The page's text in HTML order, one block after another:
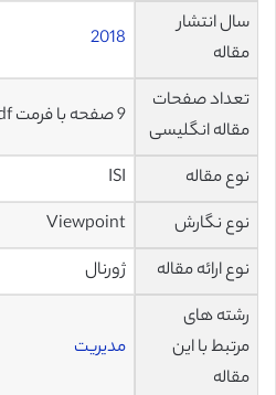
سال انتشار
مقاله
2018
تعداد صفحات
مقاله انگلیسی
9 صفحه با فرمت pdf
نوع مقاله
ISI
نوع نگارش
Viewpoint
نوع ارائه مقاله
ژورنال
رشته های
مرتبط با این
مقاله
مدیریت